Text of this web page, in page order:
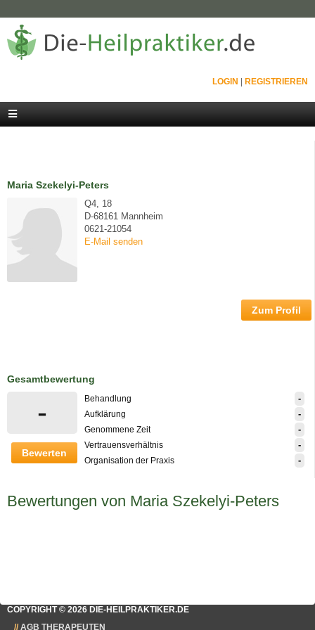
LOGIN REGISTRIEREN
Maria Szekelyi-Peters
Q4, 18
D-68161 Mannheim
0621-21054
E-Mail senden
Zum Profil
Gesamtbewertung
-
Bewerten
Behandlung -
Aufklärung -
Genommene Zeit -
Vertrauensverhältnis -
Organisation der Praxis -
Bewertungen von Maria Szekelyi-Peters
COPYRIGHT © 2026 DIE-HEILPRAKTIKER.DE
AGB THERAPEUTEN